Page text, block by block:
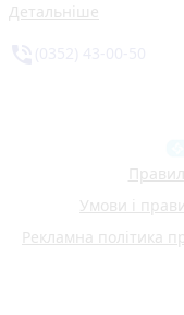
Детальніше
Умови і
Рекламна політика